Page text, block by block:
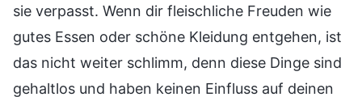
sie verpasst. Wenn dir fleischliche Freuden wie
gutes Essen oder schöne Kleidung entgehen, ist
das nicht weiter schlimm, denn diese Dinge sind
gehaltlos und haben keinen Einfluss auf deinen